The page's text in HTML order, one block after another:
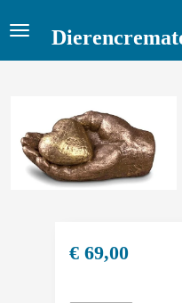
Ga
hoofdinhoud
€ 69,00